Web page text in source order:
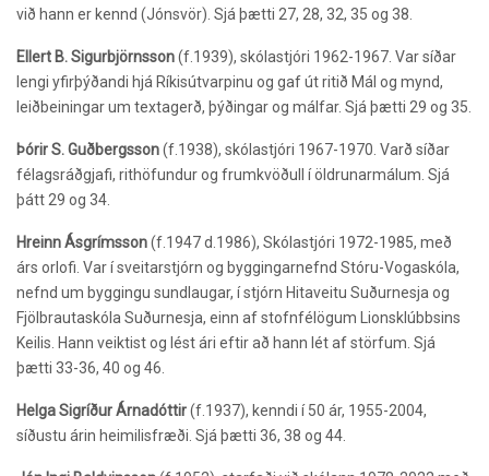
við hann er kennd (Jónsvör). Sjá þætti 27, 28, 32, 35 og 38.
Ellert B. Sigurbjörnsson(f.1939), skólastjóri 1962-1967. Var síðar
lengi yfirþýðandi hjá Ríkisútvarpinu og gaf út ritið Mál og mynd,
leiðbeiningar um textagerð, þýðingar og málfar. Sjá þætti 29 og 35.
Þórir S. Guðbergsson(f.1938), skólastjóri 1967-1970. Varð síðar
félagsráðgjafi, rithöfundur og frumkvöðull í öldrunarmálum. Sjá
þátt 29 og 34.
Hreinn Ásgrímsson(f.1947 d.1986), Skólastjóri 1972-1985, með
árs orlofi. Var í sveitarstjórn og byggingarnefnd Stóru-Vogaskóla,
nefnd um byggingu sundlaugar, í stjórn Hitaveitu Suðurnesja og
Fjölbrautaskóla Suðurnesja, einn af stofnfélögum Lionsklúbbsins
Keilis. Hann veiktist og lést ári eftir að hann lét af störfum. Sjá
þætti 33-36, 40 og 46.
Helga Sigríður Árnadóttir(f.1937), kenndi í 50 ár, 1955-2004,
síðustu árin heimilisfræði. Sjá þætti 36, 38 og 44.